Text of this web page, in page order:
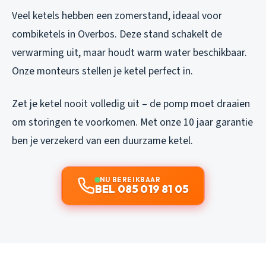
Veel ketels hebben een zomerstand, ideaal voor
combiketels in Overbos. Deze stand schakelt de
verwarming uit, maar houdt warm water beschikbaar.
Onze monteurs stellen je ketel perfect in.
Zet je ketel nooit volledig uit – de pomp moet draaien
om storingen te voorkomen. Met onze 10 jaar garantie
ben je verzekerd van een duurzame ketel.
NU BEREIKBAAR
BEL 085 019 81 05